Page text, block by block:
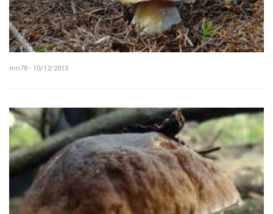
mn78 - 10/12/2015